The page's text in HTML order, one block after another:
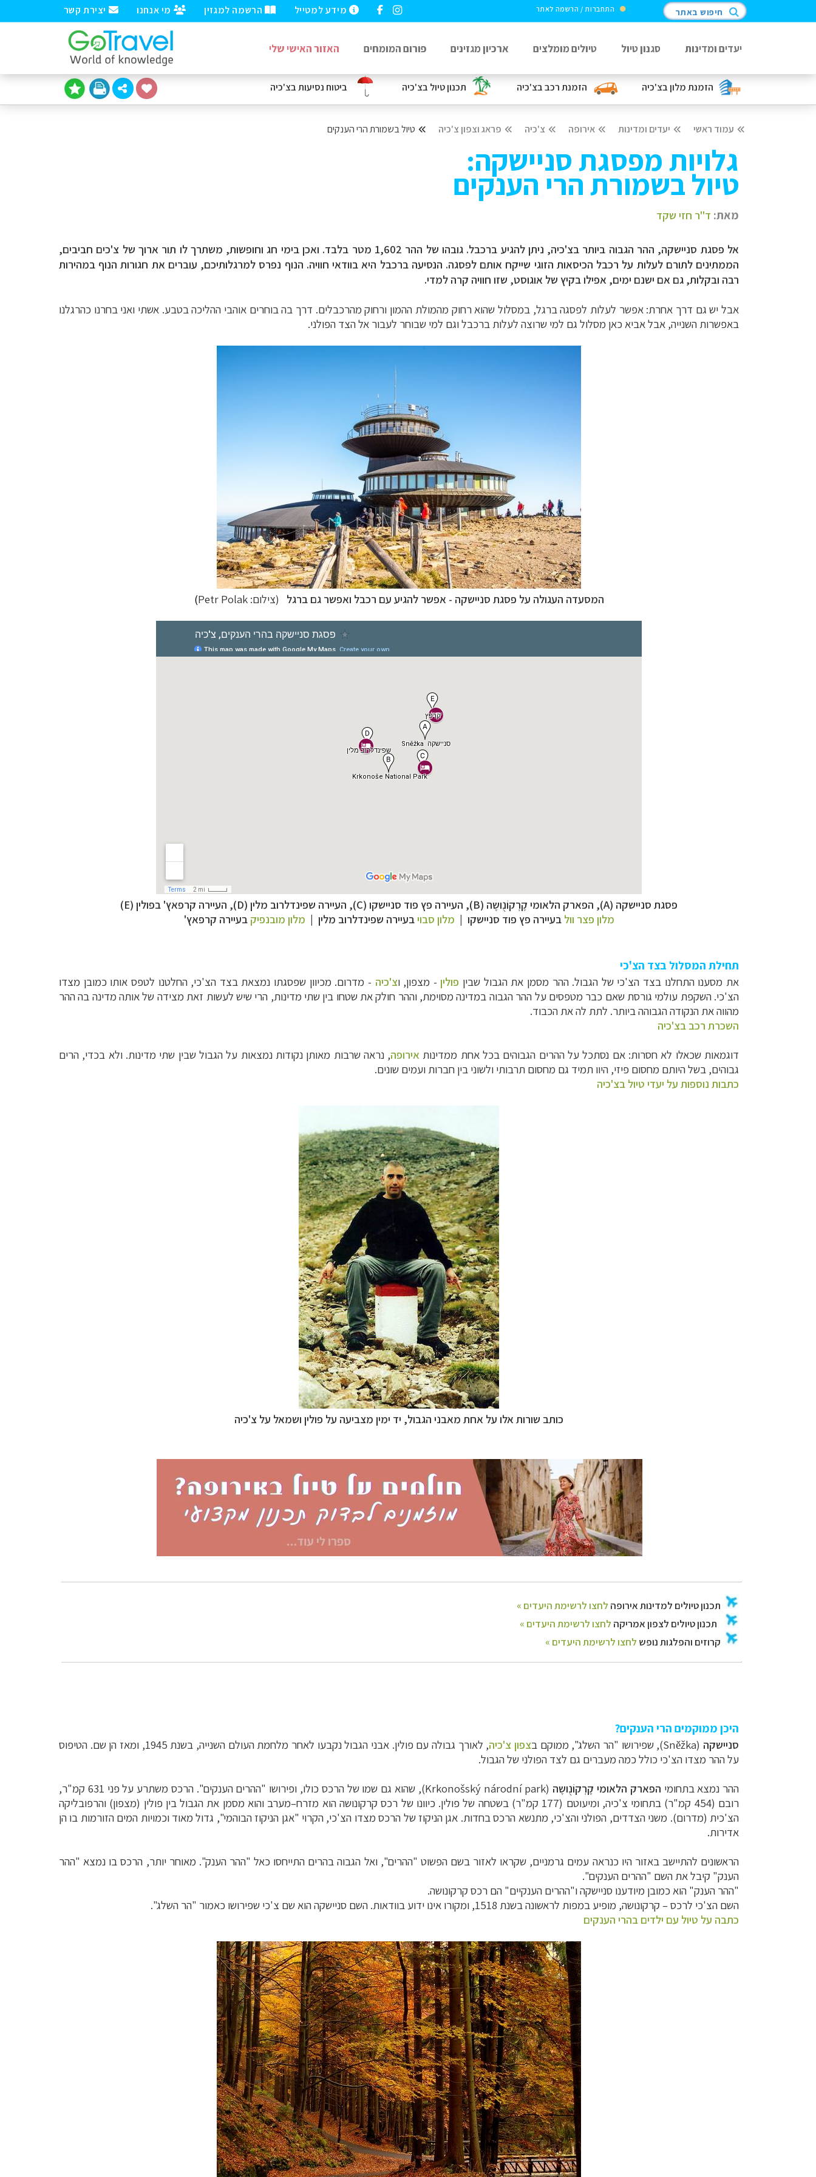
הזמנת מלוןבצ'כיה הזמנת רכבבצ'כיה תכנון טיול בצ'כיה ביטוח נסיעותבצ'כיה
יצירת קשר מי אנחנו הרשמה למגזין מידע למטייל התחברות / הרשמה לאתר חיפוש באתר
יעדים ומדינות סגנון טיול טיולים מומלצים ארכיון מגזינים פורום המומחים האזור האישי שלי
עמוד ראשי יעדים ומדינות אירופה צ'כיה פראג וצפון צ'כיה טיול בשמורת הרי הענקים
גלויות מפסגת סניישקה:
טיול בשמורת הרי הענקים
מאת: ד"ר חזי שקד
אל פסגת סניישקה,
ההר הגבוה ביותר בצ'כיה, ניתן להגיע ברכבל. גובהו של ההר 1,602 מטר בלבד. ואכן בימי חג וחופשות, משתרך לו תור ארוך של צ'כים חביבים,
הממתינים לתורם לעלות על רכבל הכיסאות הזוגי שייקח אותם לפסגה. הנסיעה ברכבל היא בוודאי חוויה. הנוף נפרס למרגלותיכם, עוברים את חגורות הנוף במהירות
רבה ובקלות, גם אם ישנם ימים, אפילו בקיץ של אוגוסט, שזו חוויה קרה למדי.
אבל יש גם דרך אחרת: אפשר לעלות לפסגה ברגל, במסלול שהוא רחוק מהמולת ההמון ורחוק מהרכבלים. דרך בה בוחרים אוהבי ההליכה בטבע. אשתי ואני בחרנו כהרגלנו
באפשרות השנייה, אבל אביא כאן מסלול גם למי שרוצה לעלות ברכבל וגם למי שבוחר לעבור אל הצד הפולני.
המסעדה העגולה על פסגת סניישקה - אפשר להגיע עם רכבל ואפשר גם ברגל (צילום: Petr Polak
)
פסגת סניישקה (A), הפארק הלאומי קֶרְקוֹנֻושֶה (B), העיירה פץ פוד סניישקו (C), העיירה שפינדלרוב מלין (D), העיירה קרפאץ' בפולין (E)
מלון פצר וול בעיירה פץ פוד סניישקו | מלון סבויבעיירה שפינדלרוב מלין | מלון מובנפיק בעיירה קרפאץ'
תחילת המסלול בצד הצ'כי
את מסענו התחלנו בצד הצ'כי של הגבול. ההר מסמן את הגבול שבין פולין- מצפון, וצ'כיה - מדרום. מכיוון שפסגתו נמצאת בצד הצ'כי, החלטנו לטפס אותו כמובן מצדו
הצ'כי. השקפת עולמי גורסת שאם כבר מטפסים על ההר הגבוה במדינה מסוימת, וההר חולק את שטחו בין שתי מדינות, הרי שיש לעשות זאת מצידה של אותה מדינה בה ההר
מהווה את הנקודה הגבוהה ביותר. לתת לה את הכבוד.
השכרת רכב בצ'כיה
דוגמאות שכאלו לא חסרות: אם נסתכל על ההרים הגבוהים בכל אחת ממדינות אירופה, נראה שרבות מאותן נקודות נמצאות על הגבול שבין שתי מדינות. ולא בכדי, הרים
גבוהים, בשל היותם מחסום פיזי, היוו תמיד גם מחסום תרבותי ולשוני בין חברות ועמים שונים.
כתבות נוספות על יעדי טיול בצ'כיה
כותב שורות אלו על אחת מאבני הגבול, יד ימין מצביעה על פולין ושמאל על צ'כיה
לחצו לרשימת היעדים »
לחצו לרשימת היעדים »
לחצו לרשימת היעדים »
היכן ממוקמים הרי הענקים?
סניישקה (Sněžka), שפירושו "הר השלג", ממוקם ב צפון צ'כיה
, לאורך גבולה עם פולין. אבני הגבול נקבעו לאחר מלחמת העולם השנייה, בשנת 1945, ומאז הן שם. הטיפוס
על ההר מצדו הצ'כי כולל כמה מעברים גם לצד הפולני של הגבול.
ההר נמצא בתחומי הפארק הלאומי קֶרְקוֹנֻושֶה (
Krkonošský národní park
),
שהוא גם שמו של הרכס כולו, ופירושו "ההרים הענקים". הרכס משתרע על פני 631 קמ"ר,
רובם (454 קמ"ר) בתחומי צ'כיה, ומיעוטם (177 קמ"ר) בשטחה של פולין. כיוונו של רכס קרקונושה הוא מזרח–מערב והוא מסמן את הגבול בין פולין (מצפון) והרפובליקה
הצ'כית (מדרום). משני הצדדים, הפולני והצ'כי, מתנשא הרכס בחדות. אגן הניקוז של הרכס מצדו הצ'כי, הקרוי "אגן הניקוז הבוהמי", גדול מאוד וכמויות המים הזורמות בו הן
אדירות.
הראשונים להתיישב באזור היו כנראה עמים גרמניים, שקראו לאזור בשם הפשוט "ההרים", ואל הגבוה בהרים התייחסו כאל "ההר הענק". מאוחר יותר, הרכס בו נמצא "ההר
הענק" קיבל את השם "ההרים הענקים".
"ההר הענק" הוא כמובן מיודענו סניישקה ו"ההרים הענקיים" הם רכס קרקונושה.
השם הצ'כי לרכס – קרקונושה, מופיע במפות לראשונה בשנת 1518, ומקורו אינו ידוע בוודאות. השם סניישקה הוא שם צ'כי שפירושו כאמור "הר השלג".
כתבה על טיול עם ילדים בהרי הענקים